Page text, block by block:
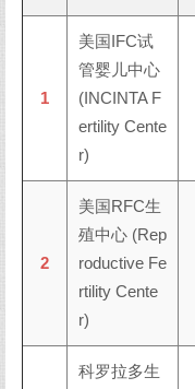
1
美国IFC试
管婴儿中心
(INCINTA F
ertility Cente
r)
2
美国RFC生
殖中心 (Rep
roductive Fe
rtility Cente
r)
科罗拉多生